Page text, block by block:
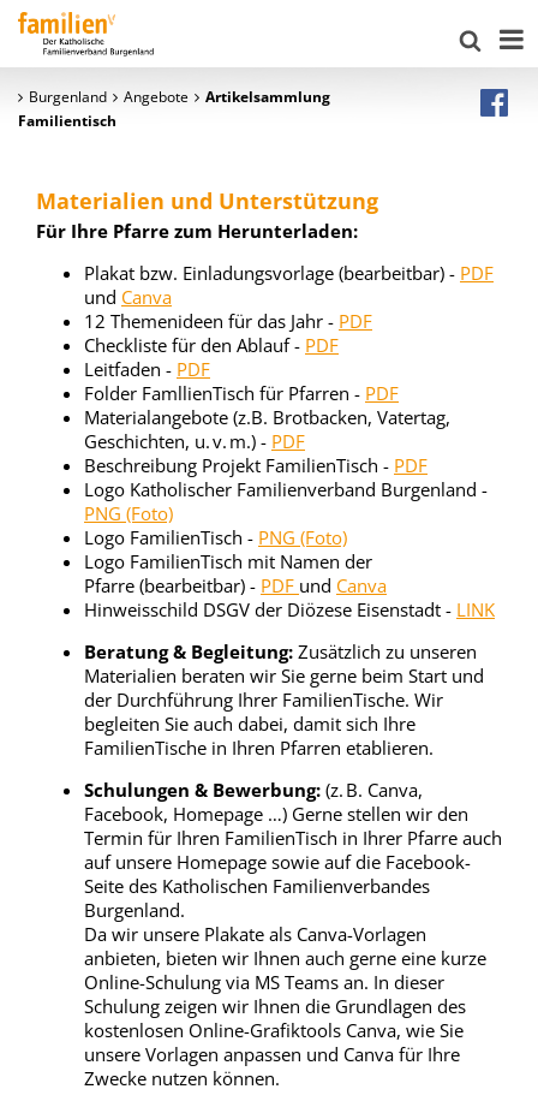
Burgenland Angebote
Artikelsammlung
Familientisch
Materialien und Unterstützung
Für Ihre Pfarre zum Herunterladen:
Plakat bzw. Einladungsvorlage (bearbeitbar) - PDF
und Canva
12 Themenideen für das Jahr - PDF
Checkliste für den Ablauf - PDF
Leitfaden - PDF
Folder FamllienTisch für Pfarren - PDF
Materialangebote (z.B. Brotbacken, Vatertag,
Geschichten, u. v. m.) - PDF
Beschreibung Projekt FamilienTisch - PDF
Logo Katholischer Familienverband Burgenland -
PNG (Foto)
Logo FamilienTisch - PNG (Foto)
Logo FamilienTisch mit Namen der
Pfarre (bearbeitbar) - PDF und Canva
Hinweisschild DSGV der Diözese Eisenstadt - LINK
Beratung & Begleitung: Zusätzlich zu unseren
Materialien beraten wir Sie gerne beim Start und
der Durchführung Ihrer FamilienTische. Wir
begleiten Sie auch dabei, damit sich Ihre
FamilienTische in Ihren Pfarren etablieren.
Schulungen & Bewerbung: (z. B. Canva,
Facebook, Homepage …) Gerne stellen wir den
Termin für Ihren FamilienTisch in Ihrer Pfarre auch
auf unsere Homepage sowie auf die Facebook-
Seite des Katholischen Familienverbandes
Burgenland.
Da wir unsere Plakate als Canva-Vorlagen
anbieten, bieten wir Ihnen auch gerne eine kurze
Online-Schulung via MS Teams an. In dieser
Schulung zeigen wir Ihnen die Grundlagen des
kostenlosen Online-Grafiktools Canva, wie Sie
unsere Vorlagen anpassen und Canva für Ihre
Zwecke nutzen können.